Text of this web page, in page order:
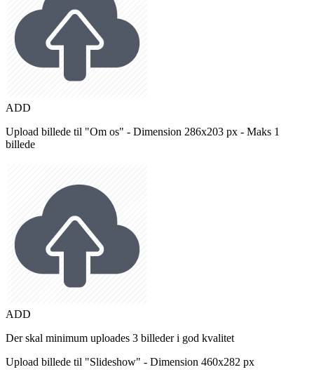
ADD
Upload billede til "Om os" - Dimension 286x203 px - Maks 1
billede
ADD
Der skal minimum uploades 3 billeder i god kvalitet
Upload billede til "Slideshow" - Dimension 460x282 px